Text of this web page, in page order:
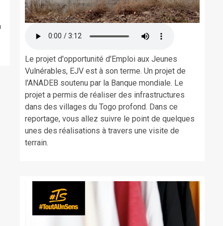
Le projet d'opportunité d'Emploi aux Jeunes
Vulnérables, EJV est à son terme. Un projet de
l'ANADEB soutenu par la Banque mondiale. Le
projet a permis de réaliser des infrastructures
dans des villages du Togo profond. Dans ce
reportage, vous allez suivre le point de quelques
unes des réalisations à travers une visite de
terrain.